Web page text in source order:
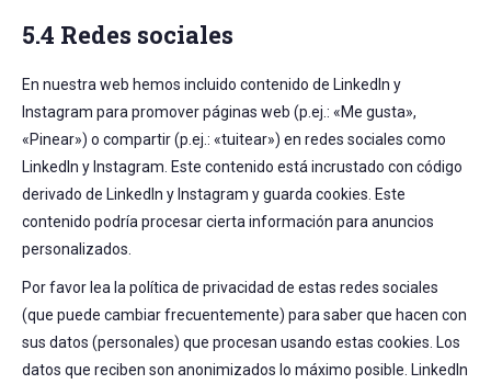
5.4 Redes sociales
En nuestra web hemos incluido contenido de LinkedIn y
Instagram para promover páginas web (p.ej.: «Me gusta»,
«Pinear») o compartir (p.ej.: «tuitear») en redes sociales como
LinkedIn y Instagram. Este contenido está incrustado con código
derivado de LinkedIn y Instagram y guarda cookies. Este
contenido podría procesar cierta información para anuncios
personalizados.
Por favor lea la política de privacidad de estas redes sociales
(que puede cambiar frecuentemente) para saber que hacen con
sus datos (personales) que procesan usando estas cookies. Los
datos que reciben son anonimizados lo máximo posible. LinkedIn